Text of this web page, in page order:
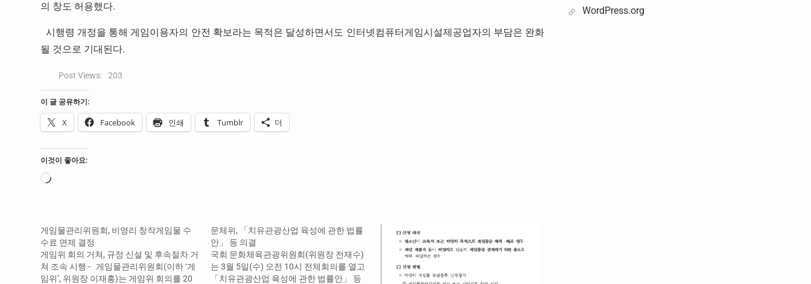
의 창도 허용했다.
시행령 개정을 통해 게임이용자의 안전 확보라는 목적은 달성하면서도 인터넷컴퓨터게임시설제공업자의 부담은 완화
될 것으로 기대된다.
Post Views: 203
이 글 공유하기:
X Facebook 인쇄 Tumblr 더
이것이 좋아요:
로
게임물관리위원회, 비영리 창작게임물 수
수료 면제 결정
게임위 회의 거쳐, 규정 신설 및 후속절차 거
쳐 조속 시행 - 게임물관리위원회(이하 ‘게
임위’, 위원장 이재홍)는 게임위 회의를 20
문체위, 「치유관광산업 육성에 관한 법률
안」 등 의결
국회 문화체육관광위원회(위원장 전재수)
는 3월 5일(수) 오전 10시 전체회의를 열고
「치유관광산업 육성에 관한 법률안」 등
WordPress.org